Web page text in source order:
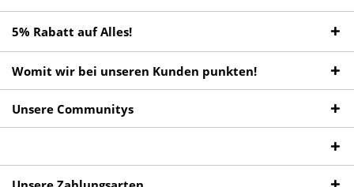
5% Rabatt auf Alles!
Womit wir bei unseren Kunden punkten!
Unsere Communitys